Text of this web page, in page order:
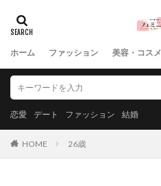
ホーム ファッション 美容・コスメ
恋愛 デート ファッション 結婚
HOME 26歳